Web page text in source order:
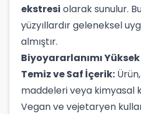
ekstresi olarak sunulur.
yüzyıllardır geleneksel
almıştır.
Biyoyararlanımı
Temiz ve Saf İçerik:
maddeleri veya kimyasal
Vegan ve vejetaryen